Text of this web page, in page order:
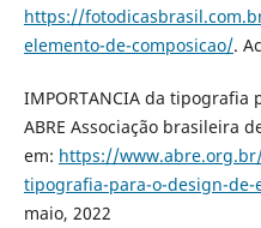
https://
elemento-de-composicao/.
IMPORTANCIA da
ABRE Associação brasileira
em: https://
tipografia-para-o-design-de-
maio, 2022